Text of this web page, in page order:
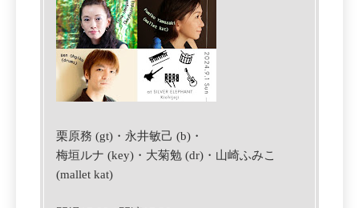
栗原務 (gt)・永井敏己 (b)・
梅垣ルナ (key)・ 大菊勉 (dr)・ 山崎ふみこ
(mallet kat)